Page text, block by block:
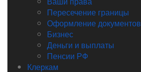
Пересечение границы
Оформление документов
Бизнес
Деньги и выплаты
Пенсии РФ
Клеркам